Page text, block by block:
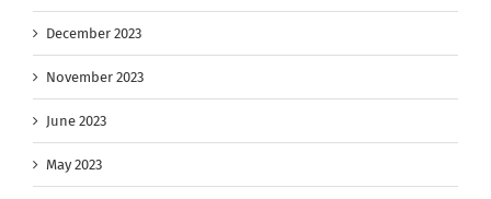
December 2023
November 2023
June 2023
May 2023